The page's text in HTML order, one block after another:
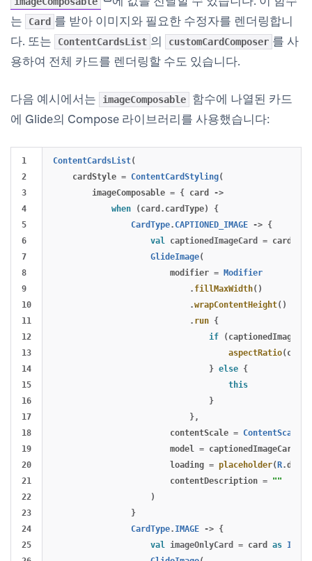
는
Card 를 받아 이미지와 필요한 수정자를 렌더링합니
다. 또는
ContentCardsList 의 customCardComposer 를 사
용하여 전체 카드를 렌더링할 수도 있습니다.
다음 예시에서는 imageComposable
함수에 나열된 카드
에 Glide의 Compose 라이브러리를 사용했습니다:
1
2
3
4
5
6
7
8
9
10
11
12
13
14
15
16
17
18
19
20
21
22
23
24
25
ContentCardsList(
cardStyle = ContentCardStyling(
imageComposable = { card
->
when
(card . cardType)
{
CardType. CAPTIONED_IMAGE -> {
val
captionedImageCard = card
GlideImage(
modifier = Modifier
. fillMaxWidth()
.wrapContentHeight()
. run {
if
(
aspectRatio(
} else {
this
}
},
contentScale = ContentScale
model
= captionedImageCard
loading = placeholder(R.
contentDescription = ""
)
}
CardType. IMAGE -> {
val
imageOnlyCard = card as